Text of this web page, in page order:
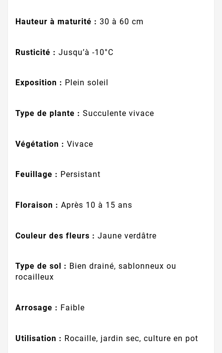
Hauteur à maturité : 30 à 60 cm
Rusticité : Jusqu’à -10°C
Exposition : Plein soleil
Type de plante : Succulente vivace
Végétation : Vivace
Feuillage : Persistant
Floraison : Après 10 à 15 ans
Couleur des fleurs : Jaune verdâtre
Type de sol : Bien drainé, sablonneux ou
rocailleux
Arrosage : Faible
Utilisation : Rocaille, jardin sec, culture en pot